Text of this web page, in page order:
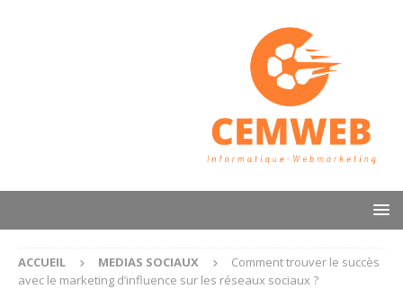
ACCUEIL MEDIAS SOCIAUX
Comment trouver le succès
avec le marketing d’influence sur les réseaux sociaux ?